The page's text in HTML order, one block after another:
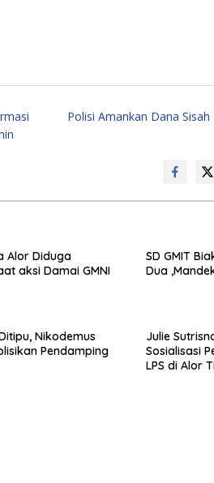
Polisi Amankan Dana
Alor Diduga
aksi Damai GMNI
SD GMIT
Dua
Nikodemus
Pendamping
Julie
Sosialisasi
LPS di Alor